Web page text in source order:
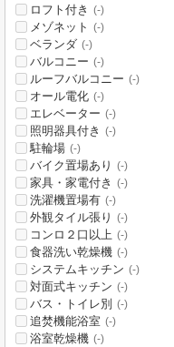
ロフト付き (-)
メゾネット (-)
ベランダ (-)
バルコニー (-)
ルーフバルコニー (-)
オール電化 (-)
エレベーター (-)
照明器具付き (-)
駐輪場 (-)
バイク置場あり (-)
家具・家電付き (-)
洗濯機置場有 (-)
外観タイル張り (-)
コンロ２口以上 (-)
食器洗い乾燥機 (-)
システムキッチン (-)
対面式キッチン (-)
バス・トイレ別 (-)
追焚機能浴室 (-)
浴室乾燥機 (-)